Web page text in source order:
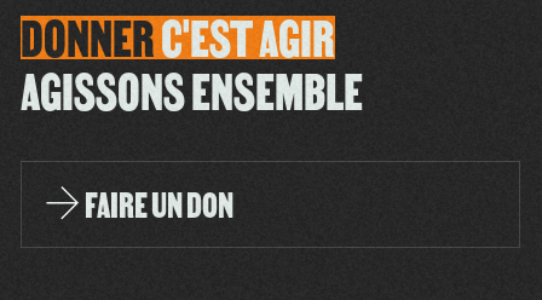
DONNERC'ESTAGIR
AGISSONS ENSEMBLE
FAIRE UN DON